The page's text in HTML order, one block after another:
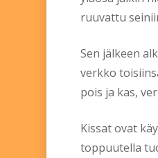
ruuvattu
Sen jälkeen
verkko
pois ja kas,
Kissat ovat
toppuutella